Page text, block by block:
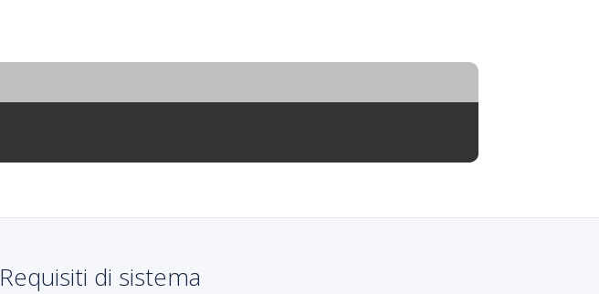
Requisiti di sistema